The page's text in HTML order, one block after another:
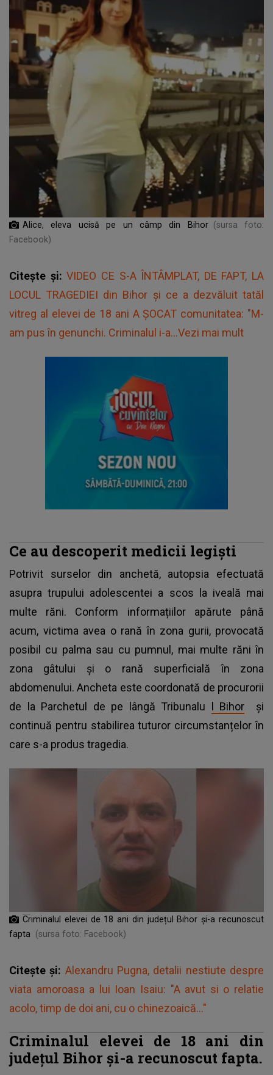
Alice, eleva ucisă pe un câmp din Bihor (sursa foto:
Facebook)
Citește și:VIDEO CE S-A ÎNTÂMPLAT, DE FAPT, LA
LOCUL TRAGEDIEI din Bihor și ce a dezvăluit tatăl
vitreg al elevei de 18 ani A ȘOCAT comunitatea: "M-
am pus în genunchi. Criminalul i-a...Vezi mai mult
Ce au descoperit medicii legiști
Potrivit surselor din anchetă, autopsia efectuată
asupra trupului adolescentei a scos la iveală mai
multe răni. Conform informațiilor apărute până
acum, victima avea o rană în zona gurii, provocată
posibil cu palma sau cu pumnul, mai multe răni în
zona gâtului și o rană superficială în zona
abdomenului. Ancheta este coordonată de procurorii
de la Parchetul de pe lângă Tribunalu l Bihor și
continuă pentru stabilirea tuturor circumstanțelor în
care s-a produs tragedia.
Criminalul elevei de 18 ani din județul Bihor și-a recunoscut
fapta
(sursa foto: Facebook)
Citește și: Alexandru Pugna, detalii nestiute despre
viata amoroasa a lui Ioan Isaiu: "A avut si o relatie
acolo, timp de doi ani, cu o chinezoaică..."
Criminalul elevei de 18 ani din
județul Bihor și-a recunoscut fapta.